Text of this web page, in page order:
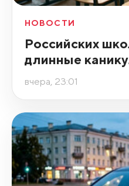
НОВОСТИ
Российских
длинные
вчера, 23:01